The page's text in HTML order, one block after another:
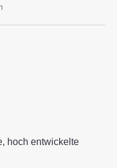
hoch entwickelte